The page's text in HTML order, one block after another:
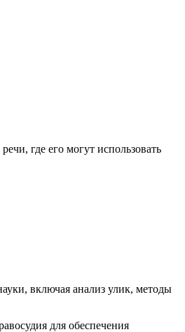
где его могут использовать
включая анализ улик, методы
для обеспечения